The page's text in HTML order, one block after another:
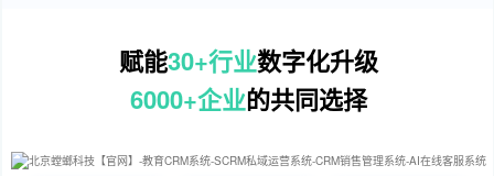
赋能30+行业数字化升级
6000+企业的共同选择